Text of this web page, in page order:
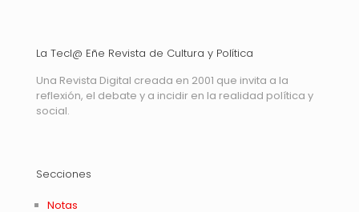
La Tecl@ Eñe Revista de Cultura y Política
Una Revista Digital creada en 2001 que invita a la
reflexión, el debate y a incidir en la realidad política y
social.
Secciones
Notas